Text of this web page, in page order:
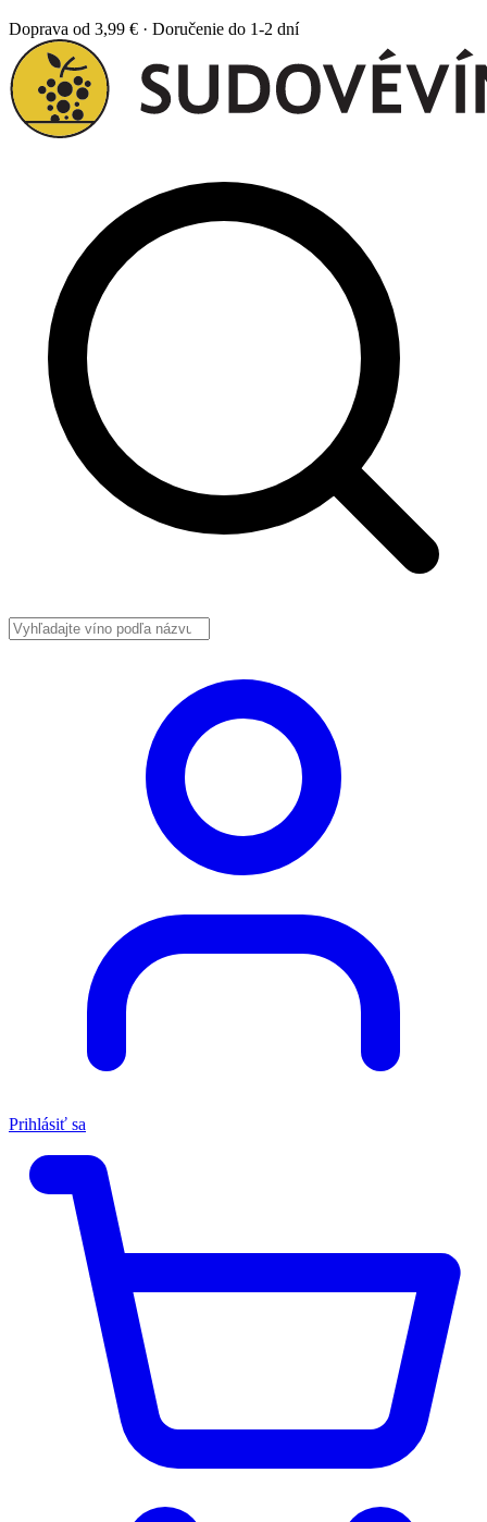
Doprava od 3,99 € · Doručenie do 1-2 dní
Prihlásiť sa